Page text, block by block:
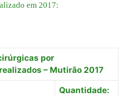
em 2017:
por
– Mutirão 2017
Quantidade: